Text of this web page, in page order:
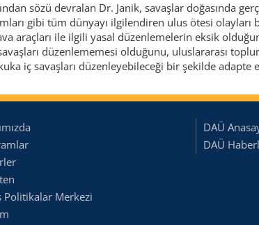
sözü devralan Dr. Janik, savaşlar doğasında
gibi tüm dünyayı ilgilendiren ulus ötesi
araçları ile ilgili yasal düzenlemelerin eksik
düzenlememesi olduğunu, uluslararası
iç savaşları düzenleyebileceği bir şekilde
Politikalar Merkezi
DAÜ
DAÜ